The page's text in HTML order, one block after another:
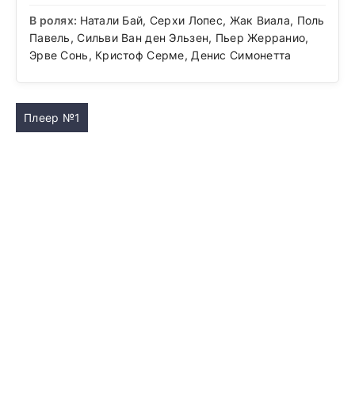
В ролях: Натали Бай, Серхи Лопес, Жак Виала, Поль
Павель, Сильви Ван ден Эльзен, Пьер Жерранио,
Эрве Сонь, Кристоф Серме, Денис Симонетта
Плеер №1